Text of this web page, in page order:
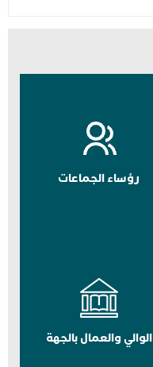
رؤساء الجماعات
الوالي والعمال بالجهة